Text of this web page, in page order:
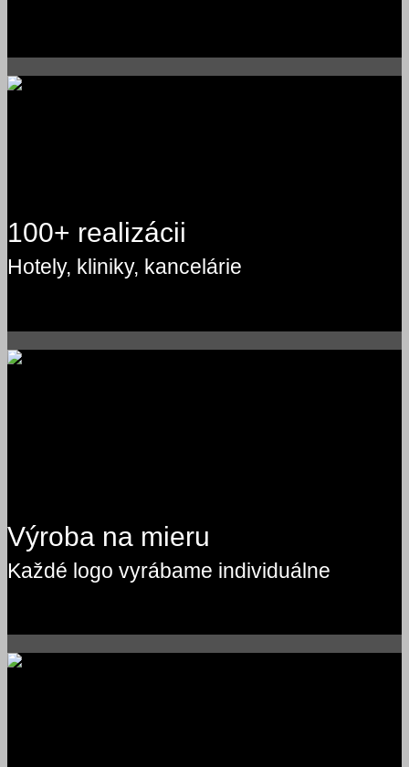
100+ realizácii
Hotely, kliniky, kancelárie
Výroba na mieru
Každé logo vyrábame individuálne